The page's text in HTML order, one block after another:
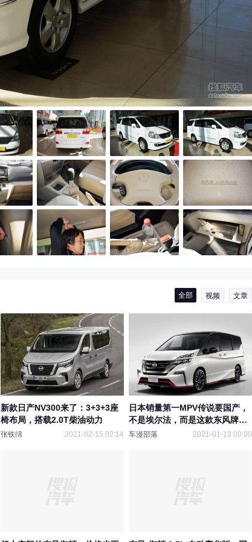
全部 视频 文章
新款日产NV300来了：3+3+3座
椅布局，搭载2.0T柴油动力
张铁绵 2021-02-15 02:14
日本销量第一MPV传说要国产，
不是埃尔法，而是这款东风牌马
甲
车漫部落 2021-01-13 00:00